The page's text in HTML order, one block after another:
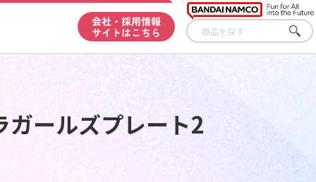
会社・採用情報
サイトはこちら
さが
す
ガールズプレート2